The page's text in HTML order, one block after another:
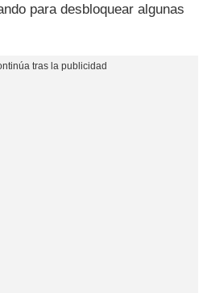
para desbloquear algunas